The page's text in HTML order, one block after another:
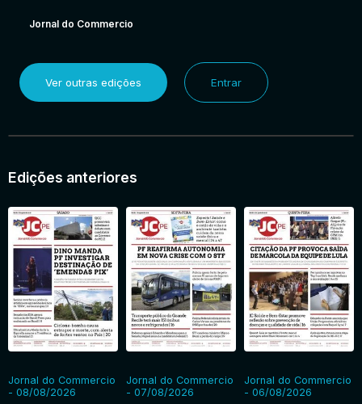
Jornal do Commercio
Ver outras edições Entrar
Edições anteriores
Jornal do Commercio
- 08/08/2026
Jornal do Commercio
- 07/08/2026
Jornal do Commercio
- 06/08/2026